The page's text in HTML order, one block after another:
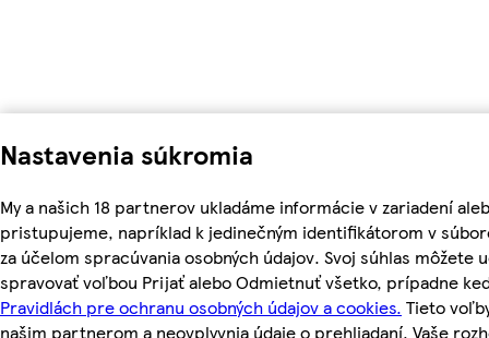
Nastavenia súkromia
My a našich 18 partnerov ukladáme informácie v zariadení
pristupujeme, napríklad k jedinečným identifikátorom v
za účelom spracúvania osobných údajov. Svoj súhlas môžete
spravovať voľbou Prijať alebo Odmietnuť všetko, prípadne
Pravidlách pre ochranu osobných údajov a cookies. Tieto
našim partnerom a neovplyvnia údaje o prehliadaní. Vaše